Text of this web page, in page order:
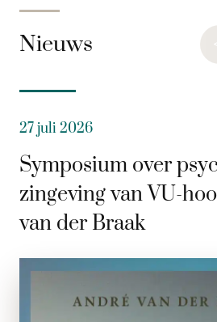
Nieuws
27 juli 2026
Symposium over
zingeving van VU-
van der Braak